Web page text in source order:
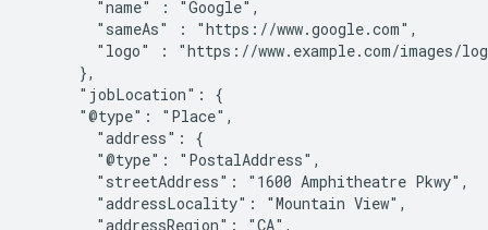
        "name" : "Google",
        "sameAs" : "https://www.google.com",
"logo" : "https://www.example.com/images/
      },
      "jobLocation": {
      "@type": "Place",
        "address": {
        "@type": "PostalAddress",
        "streetAddress": "1600 Amphitheatre Pkwy",
        "addressLocality": "Mountain View",
        "addressRegion": "CA",